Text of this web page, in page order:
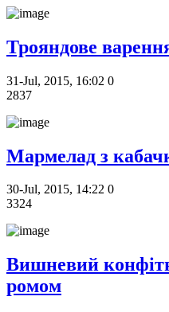
Трояндове
31-Jul, 2015, 16:02 0
2837
Мармелад з
30-Jul, 2015, 14:22 0
3324
Вишневий
ромом